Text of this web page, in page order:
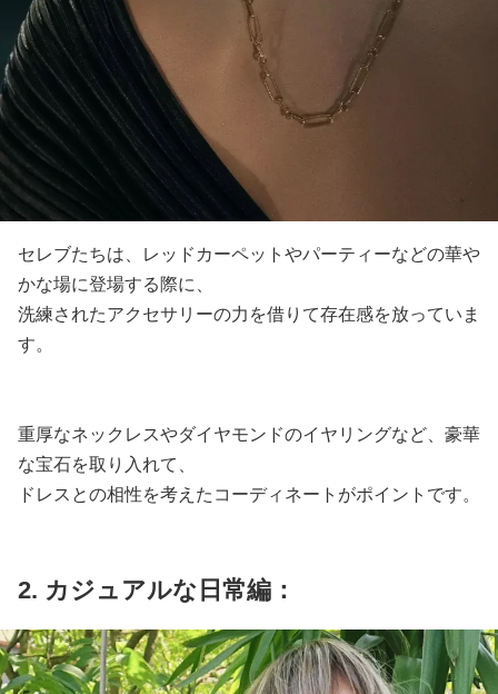
セレブたちは、レッドカーペットやパーティーなどの華や
かな場に登場する際に、
洗練されたアクセサリーの力を借りて存在感を放っていま
す。
重厚なネックレスやダイヤモンドのイヤリングなど、豪華
な宝石を取り入れて、
ドレスとの相性を考えたコーディネートがポイントです。
2. カジュアルな日常編：